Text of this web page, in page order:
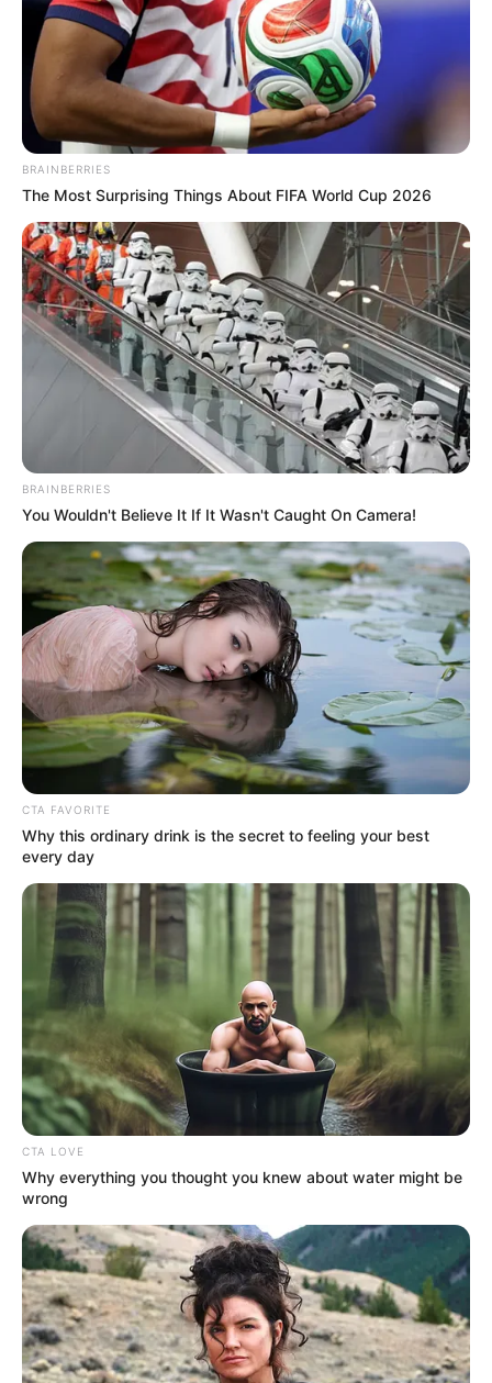
(foto: mydramalist)
Drama ini merupakan remake dari drama Fuji TV yang
ditayangkan pada tahun 2002 silam dengan judul “Hundred
Million Stars From The Sky”.
Drama ini mendapatkan respon positif dari banyak penonton,
terutama dari para penggemar misteri.
Bagaimana jadinya jika drama tersebut diremake menjadi drama
Korea? Selain sinematografi yang dijamin lebih bagus, pasti ada
kejutan lain yang tidak bisa kamu duga.
3. Kembalinya Seo In Guk, si mata sayu yang tampan
Setelah vakum cukup lama dari dunia akting sejak “Shopping
King Louis”, Seo In Guk akan kembali menyapa kamu dengan
drama yang lebih intens dari drama-drama yang biasa
diperankannya.
BRAINBERRIES
The Most Surprising Things About FIFA World Cup 2026
BRAINBERRIES
You Wouldn't Believe It If It Wasn't Caught On Camera!
CTA FAVORITE
Why this ordinary drink is the secret to feeling your best
every day
CTA LOVE
Why everything you thought you knew about water might be
wrong